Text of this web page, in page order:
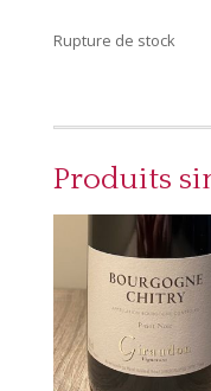
Rupture de stock
Produits